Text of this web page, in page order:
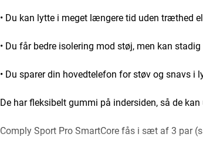
• Du kan lytte i meget længere tid uden træthed
• Du får bedre isolering mod støj, men kan
• Du sparer din hovedtelefon for støv og snavs i
De har fleksibelt gummi på indersiden, så de
Comply Sport Pro SmartCore fås i sæt af 3 par